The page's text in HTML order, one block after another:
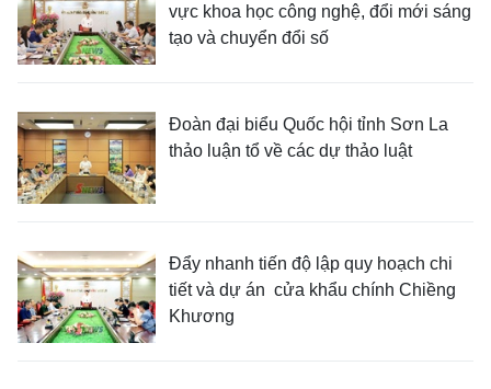
vực khoa học công nghệ, đổi mới sáng
tạo và chuyển đổi số
Đoàn đại biểu Quốc hội tỉnh Sơn La
thảo luận tổ về các dự thảo luật
Đẩy nhanh tiến độ lập quy hoạch chi
tiết và dự án cửa khẩu chính Chiềng
Khương